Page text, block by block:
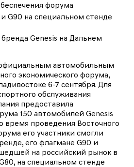
форума
G90 на специальном стенде
Genesis на Дальнем
автомобильным
экономического форума,
6-7 сентября. Для
обслуживания
предоставила
150 автомобилей Genesis
время проведения Восточного
его участники смогли
его флагмане G90 и
на российский рынок в
на специальном стенде